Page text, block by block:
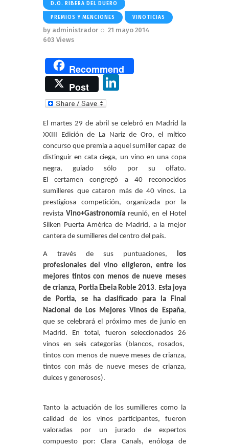
D.O. RIBERA DEL DUERO
PREMIOS Y MENCIONES VINOTICIAS
by administrador
21 mayo 2014
603 Views
Recommend
Post
k
e
dI
n
El martes 29 de abril se celebró en Madrid la
XXIII Edición de La Nariz de Oro, el mítico
concurso que premia a aquel sumiller capaz de
distinguir en cata ciega, un vino en una copa
negra, guiado sólo por su olfato.
El certamen congregó a 40 reconocidos
sumilleres que cataron más de 40 vinos. La
prestigiosa competición, organizada por la
revista Vino+Gastronomíareunió, en el Hotel
Silken Puerta América de Madrid, a la mejor
cantera de sumilleres del centro del país.
A través de sus puntuaciones,
los
profesionales del vino eligieron, entre los
mejores tintos con menos de nueve meses
de crianza, Portia Ebeia Roble 2013. Esta joya
de Portia, se ha clasificado para la Final
Nacional de Los Mejores Vinos de España,
que se celebrará el próximo mes de junio en
Madrid. En total, fueron seleccionados 26
vinos en seis categorías (blancos, rosados,
tintos con menos de nueve meses de crianza,
tintos con más de nueve meses de crianza,
dulces y generosos).
Tanto la actuación de los sumilleres como la
calidad de los vinos participantes, fueron
valoradas por un jurado de expertos
compuesto por: Clara Canals, enóloga de